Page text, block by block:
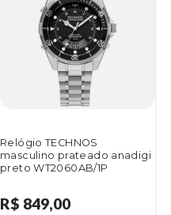
Relógio TECHNOS
masculino prateado anadigi
preto WT2060AB/1P
R$ 849,00